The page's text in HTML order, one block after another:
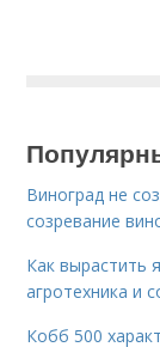
Виноград не
созревание
Как вырастить
агротехника и
Кобб 500